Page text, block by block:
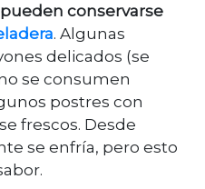
conservarse
. Algunas
delicados (se
se consumen
postres con
frescos. Desde
se enfría, pero esto